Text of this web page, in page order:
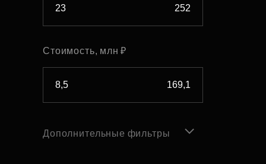
Стоимость, млн ₽
Дополнительные фильтры